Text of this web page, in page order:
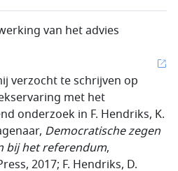
van het advies
verzocht te schrijven op
met het
onderzoek in F. Hendriks, K.
Democratische zegen
bij het referendum,
2017; F. Hendriks, D.